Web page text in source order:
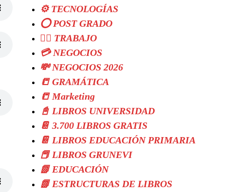
⚙️ TECNOLOGÍAS
⭕ POST GRADO
👷‍♂️ TRABAJO
💳 NEGOCIOS
💸 NEGOCIOS 2026
📒 GRAMÁTICA
📒 Marketing
📓 LIBROS UNIVERSIDAD
📔 3.700 LIBROS GRATIS
📔 LIBROS EDUCACIÓN PRIMARIA
📕 LIBROS GRUNEVI
📗 EDUCACIÓN
📗 ESTRUCTURAS DE LIBROS